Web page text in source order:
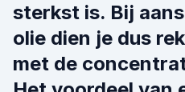
sterkst is. Bij
olie dien je dus
met de